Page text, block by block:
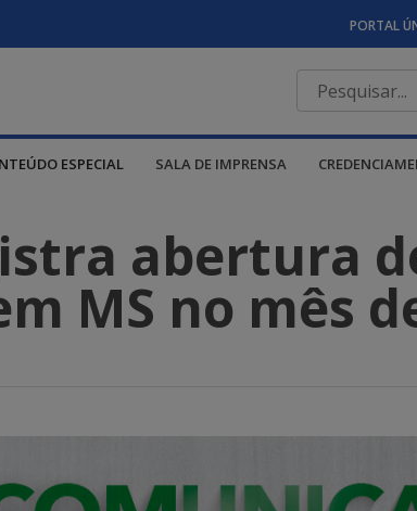
PORTAL
ESPECIAL SALA DE IMPRENSA
abertura
MS no mês